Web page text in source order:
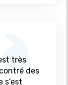
très
des
s’est